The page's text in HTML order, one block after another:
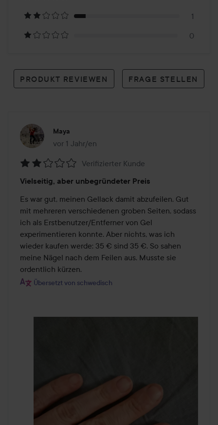
Reviews
1
0
PRODUKT REVIEWEN FRAGE STELLEN
Maya
vor 1 Jahr/en
Der Beitrag wurde vor 1 Jahr/en erstellt
2
von
5
Verifizierter Kunde
Vielseitig, aber unbegründeter Preis
Es war gut, meinen Gellack damit abzufeilen. Gut
mit mehreren verschiedenen groben Seiten, sodass
ich als Erstbenutzer/Entferner von Gel
experimentieren konnte. Aber nichts, was ich
wieder kaufen werde: 35 € sind 35 €. So sahen
meine Nägel nach dem Feilen aus. Musste sie
ordentlich kürzen.
Übersetzt von schwedisch